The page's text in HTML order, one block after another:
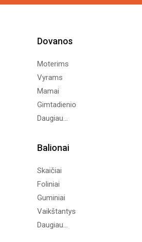
Dovanos
Moterims
Vyrams
Mamai
Gimtadienio
Daugiau...
Balionai
Skaičiai
Foliniai
Guminiai
Vaikštantys
Daugiau...